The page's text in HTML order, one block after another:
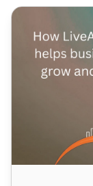
Как LiveAgent